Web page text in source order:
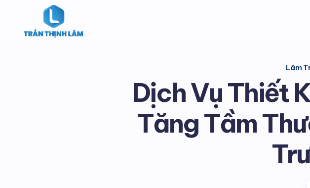
Lâm
Dịch Vụ Thiết
Tăng Tầm